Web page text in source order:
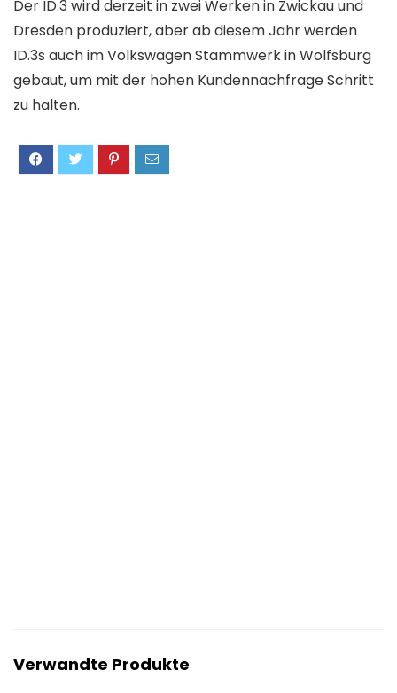
Der ID.3 wird derzeit in zwei Werken in Zwickau und
Dresden produziert, aber ab diesem Jahr werden
ID.3s auch im Volkswagen Stammwerk in Wolfsburg
gebaut, um mit der hohen Kundennachfrage Schritt
zu halten.
Verwandte Produkte